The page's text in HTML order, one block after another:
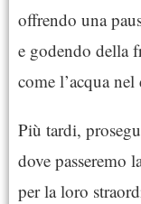
offrendo una
e godendo della
come l’acqua nel
Più tardi,
dove passeremo
per la loro